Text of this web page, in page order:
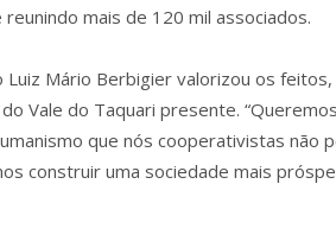
mais de 120 mil associados.
Mário Berbigier valorizou os
Vale do Taquari presente.
que nós cooperativistas não
construir uma sociedade mais